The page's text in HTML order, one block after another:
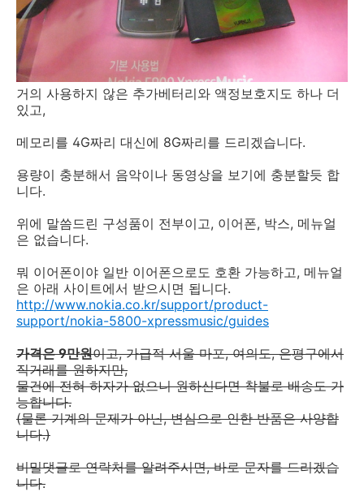
거의 사용하지 않은 추가베터리와 액정보호지도 하나 더
있고,
메모리를 4G짜리 대신에 8G짜리를 드리겠습니다.
용량이 충분해서 음악이나 동영상을 보기에 충분할듯 합
니다.
위에 말씀드린 구성품이 전부이고, 이어폰, 박스, 메뉴얼
은 없습니다.
뭐 이어폰이야 일반 이어폰으로도 호환 가능하고, 메뉴얼
은 아래 사이트에서 받으시면 됩니다.
http://www.nokia.co.kr/support/product-
support/nokia-5800-xpressmusic/guides
가격은 9만원이고, 가급적 서울 마포, 여의도, 은평구에서
직거래를 원하지만,
물건에 전혀 하자가 없으니 원하신다면 착불로 배송도 가
능합니다.
(물론 기계의 문제가 아닌, 변심으로 인한 반품은 사양합
니다.)
비밀댓글로 연락처를 알려주시면, 바로 문자를 드리겠습
니다.